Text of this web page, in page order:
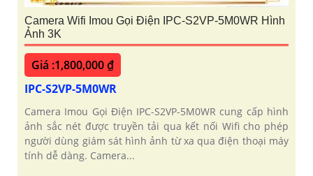
Camera Wifi Imou Gọi Điện IPC-S2VP-5M0WR Hình
Ảnh 3K
Giá :1,800,000 ₫
IPC-S2VP-5M0WR
Camera Imou Gọi Điện IPC-S2VP-5M0WR cung cấp hình
ảnh sắc nét được truyền tải qua kết nối Wifi cho phép
người dùng giám sát hình ảnh từ xa qua điện thoại máy
tính dễ dàng. Camera...